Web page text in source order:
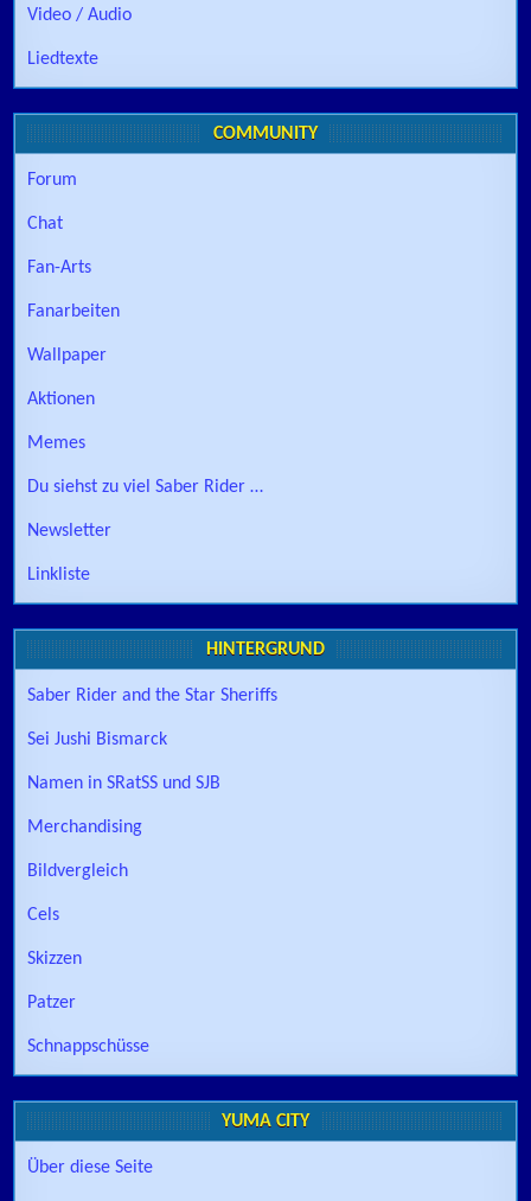
Video / Audio
Liedtexte
COMMUNITY
Forum
Chat
Fan-Arts
Fanarbeiten
Wallpaper
Aktionen
Memes
Du siehst zu viel Saber Rider …
Newsletter
Linkliste
HINTERGRUND
Saber Rider and the Star Sheriffs
Sei Jushi Bismarck
Namen in SRatSS und SJB
Merchandising
Bildvergleich
Cels
Skizzen
Patzer
Schnappschüsse
YUMA CITY
Über diese Seite